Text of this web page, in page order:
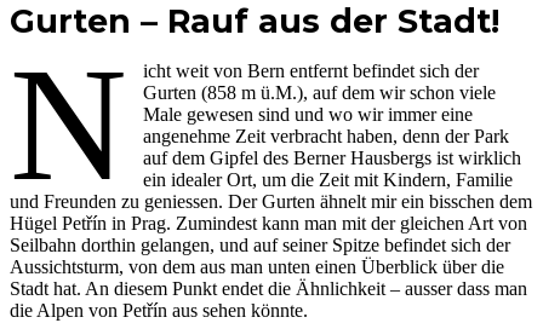
Gurten – Rauf aus der Stadt!
N
icht weit von Bern entfernt befindet sich der
Gurten (858 m ü.M.), auf dem wir schon viele
Male gewesen sind und wo wir immer eine
angenehme Zeit verbracht haben, denn der Park
auf dem Gipfel des Berner Hausbergs ist wirklich
ein idealer Ort, um die Zeit mit Kindern, Familie
und Freunden zu geniessen. Der Gurten ähnelt mir ein bisschen dem
Hügel Petřín in Prag. Zumindest kann man mit der gleichen Art von
Seilbahn dorthin gelangen, und auf seiner Spitze befindet sich der
Aussichtsturm, von dem aus man unten einen Überblick über die
Stadt hat. An diesem Punkt endet die Ähnlichkeit – ausser dass man
die Alpen von Petřín aus sehen könnte.